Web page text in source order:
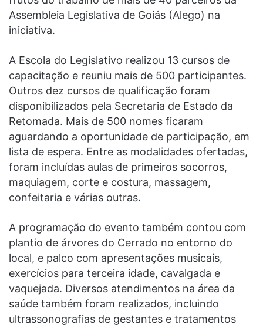
Assembleia Legislativa de Goiás (Alego) na
iniciativa.
A Escola do Legislativo realizou 13 cursos de
capacitação e reuniu mais de 500 participantes.
Outros dez cursos de qualificação foram
disponibilizados pela Secretaria de Estado da
Retomada. Mais de 500 nomes ficaram
aguardando a oportunidade de participação, em
lista de espera. Entre as modalidades ofertadas,
foram incluídas aulas de primeiros socorros,
maquiagem, corte e costura, massagem,
confeitaria e várias outras.
A programação do evento também contou com
plantio de árvores do Cerrado no entorno do
local, e palco com apresentações musicais,
exercícios para terceira idade, cavalgada e
vaquejada. Diversos atendimentos na área da
saúde também foram realizados, incluindo
ultrassonografias de gestantes e tratamentos